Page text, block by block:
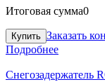
Итоговая сумма0
Заказать
Подробнее
Снегозадержатель